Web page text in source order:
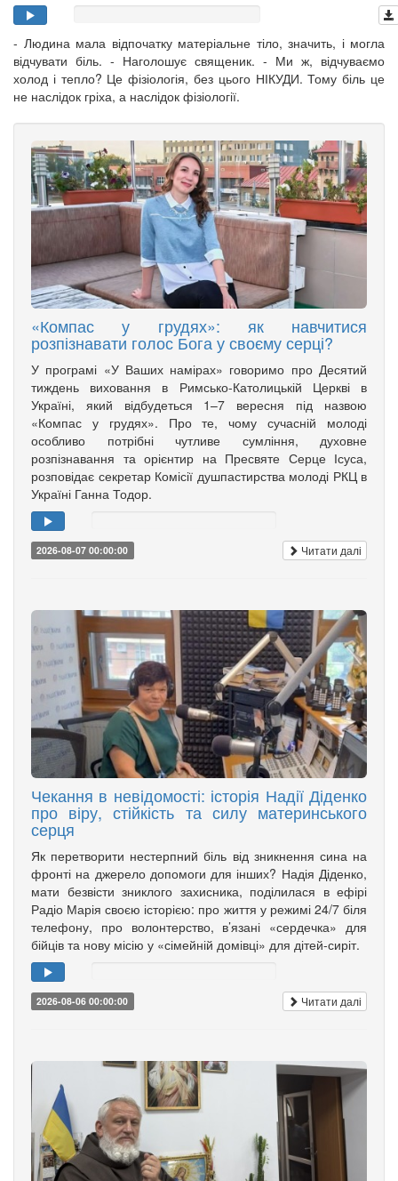
- Людина мала відпочатку матеріальне тіло, значить, і могла
відчувати біль. - Наголошує священик. - Ми ж, відчуваємо
холод і тепло? Це фізіологія, без цього НІКУДИ. Тому біль це
не наслідок гріха, а наслідок фізіології.
«Компас у грудях»: як навчитися
розпізнавати голос Бога у своєму серці?
У програмі «У Ваших намірах» говоримо про Десятий
тиждень виховання в Римсько-Католицькій Церкві в
Україні, який відбудеться 1–7 вересня під назвою
«Компас у грудях». Про те, чому сучасній молоді
особливо потрібні чутливе сумління, духовне
розпізнавання та орієнтир на Пресвяте Серце Ісуса,
розповідає секретар Комісії душпастирства молоді РКЦ в
Україні Ганна Тодор.
2026-08-07 00:00:00 Читати далі
Чекання в невідомості: історія Надії Діденко
про віру, стійкість та силу материнського
серця
Як перетворити нестерпний біль від зникнення сина на
фронті на джерело допомоги для інших? Надія Діденко,
мати безвісти зниклого захисника, поділилася в ефірі
Радіо Марія своєю історією: про життя у режимі 24/7 біля
телефону, про волонтерство, в’язані «сердечка» для
бійців та нову місію у «сімейній домівці» для дітей-сиріт.
2026-08-06 00:00:00 Читати далі